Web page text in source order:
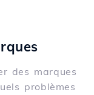
des marques
problèmes